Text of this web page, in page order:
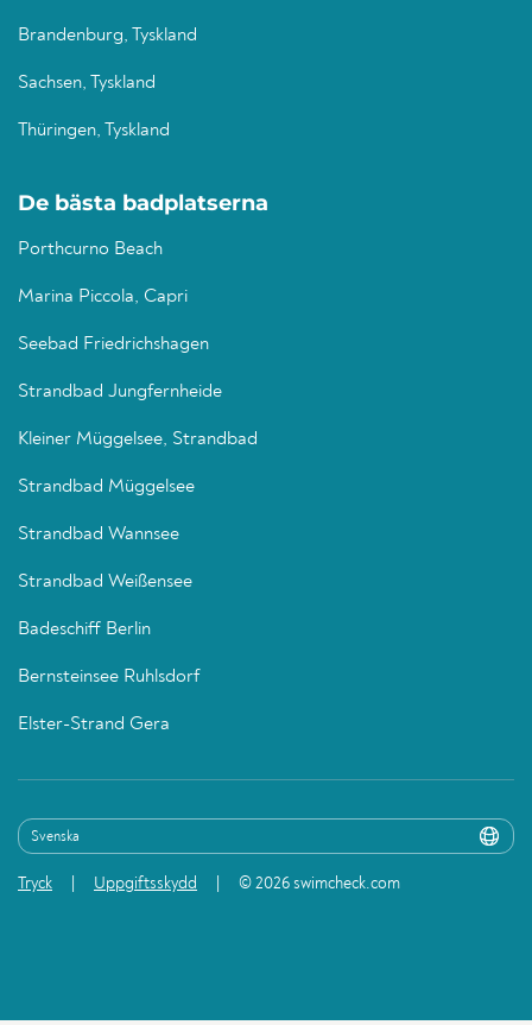
Brandenburg, Tyskland
Sachsen, Tyskland
Thüringen, Tyskland
De bästa badplatserna
Porthcurno Beach
Marina Piccola, Capri
Seebad Friedrichshagen
Strandbad Jungfernheide
Kleiner Müggelsee, Strandbad
Strandbad Müggelsee
Strandbad Wannsee
Strandbad Weißensee
Badeschiff Berlin
Bernsteinsee Ruhlsdorf
Elster-Strand Gera
Tryck Uppgiftsskydd © 2026 swimcheck.com